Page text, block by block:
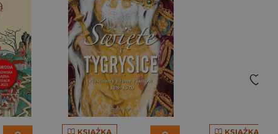
KSIĄŻKA KSIĄŻKA